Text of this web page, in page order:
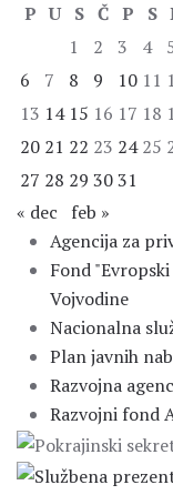
P U S Č P S
1
2 3 4
6
7 8 9 10 11
13 14 15 16 17 18
20 21 22 23 24 25
27 28 29 3031
« dec
feb »
Agencija za
Fond
Vojvodine
Nacionalna
Plan javnih
Razvojna
Razvojni fond